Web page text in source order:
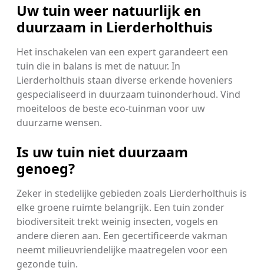
Uw tuin weer natuurlijk en
duurzaam in Lierderholthuis
Het inschakelen van een expert garandeert een
tuin die in balans is met de natuur. In
Lierderholthuis staan diverse erkende hoveniers
gespecialiseerd in duurzaam tuinonderhoud. Vind
moeiteloos de beste eco-tuinman voor uw
duurzame wensen.
Is uw tuin niet duurzaam
genoeg?
Zeker in stedelijke gebieden zoals Lierderholthuis is
elke groene ruimte belangrijk. Een tuin zonder
biodiversiteit trekt weinig insecten, vogels en
andere dieren aan. Een gecertificeerde vakman
neemt milieuvriendelijke maatregelen voor een
gezonde tuin.